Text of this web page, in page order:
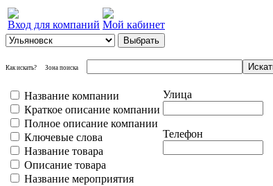
Вход для компаний Мой кабинет
Как искать? Зона поиска
Название компании
Краткое описание компании
Полное описание компании
Ключевые слова
Название товара
Описание товара
Название мероприятия
Улица
Телефон